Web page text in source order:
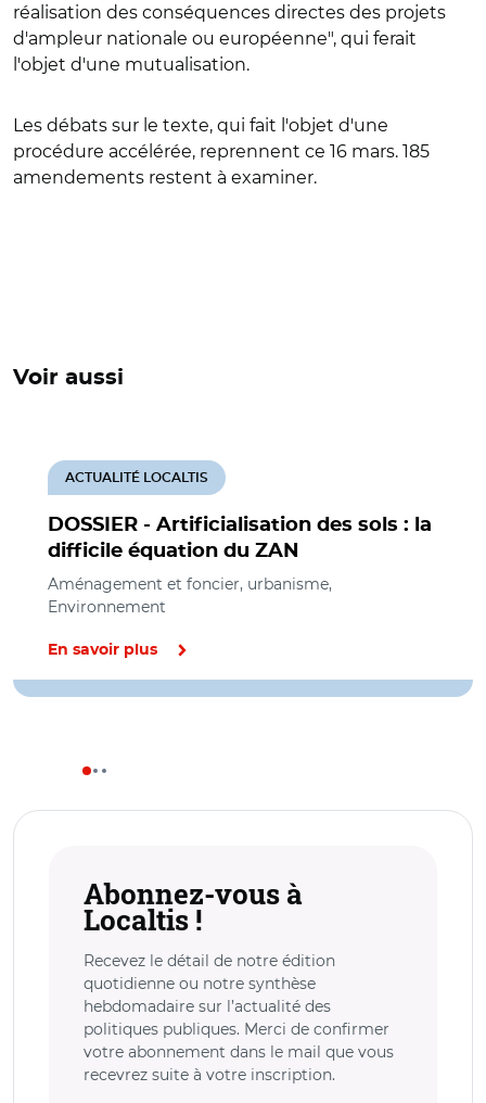
réalisation des conséquences directes des projets
d'ampleur nationale ou européenne", qui ferait
l'objet d'une mutualisation.
Les débats sur le texte, qui fait l'objet d'une
procédure accélérée, reprennent ce 16 mars. 185
amendements restent à examiner.
Voir aussi
DOSSIER - Artificialisation des sols : la
difficile équation du ZAN
ACTUALITÉ LOCALTIS
Aménagement et foncier, urbanisme,
Environnement
En savoir plus
Abonnez-vous à
Localtis !
Recevez le détail de notre édition
quotidienne ou notre synthèse
hebdomadaire sur l’actualité des
politiques publiques. Merci de confirmer
votre abonnement dans le mail que vous
recevrez suite à votre inscription.